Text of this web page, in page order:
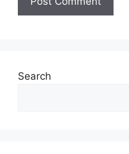
Search